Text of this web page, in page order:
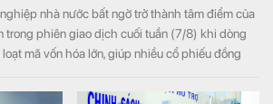
nhà nước bất ngờ trở thành tâm điểm của
trong phiên giao dịch cuối tuần (7/8) khi dòng
mã vốn hóa lớn, giúp nhiều cổ phiếu đồng